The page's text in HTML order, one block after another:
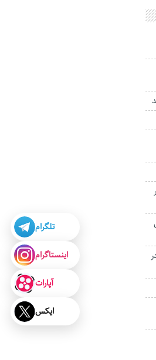
تلگرام
اینستاگرام
آپارات
ایکس